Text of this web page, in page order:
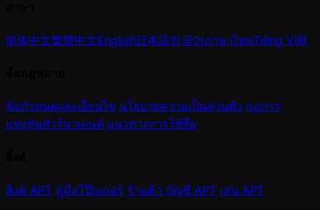
简体中文繁體中文English日本語한국어ภาษาไทยTiếng Việt
ข้อกำหนดและเงื่อนไข นโยบายความเป็นส่วนตัว กฎการ
แข่งขันทัวร์นาเมนต์ แนวทางการใช้สื่อ
ลิงค์ APT คู่มือโป๊กเกอร์ ร้านค้า บัญชี APT เล่น APT